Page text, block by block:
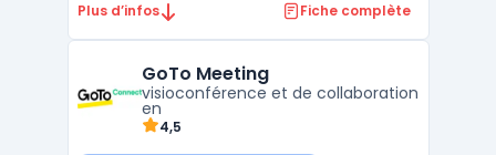
de téléphonie IP et de visioconférence
appareils VoIP de haute qualité, conçus
pour offrir une connectivité fluide ...
Plus d’infos Fiche complète
GoTo Meeting
visioconférence et de collaboration
en
4,5